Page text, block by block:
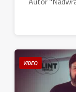
VIDEO